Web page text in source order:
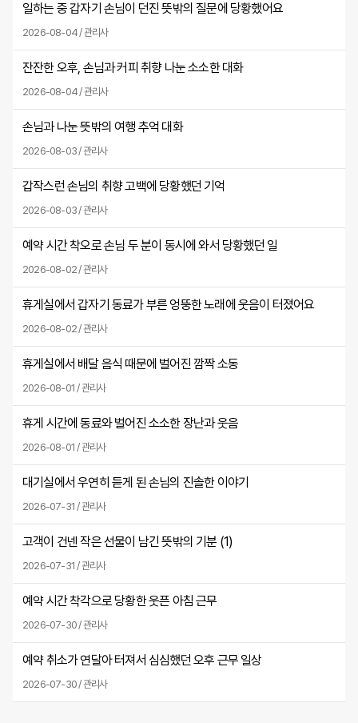
일하는 중 갑자기 손님이 던진 뜻밖의 질문에 당황했어요
2026-08-04 / 관리사
잔잔한 오후, 손님과 커피 취향 나눈 소소한 대화
2026-08-04 / 관리사
손님과 나눈 뜻밖의 여행 추억 대화
2026-08-03 / 관리사
갑작스런 손님의 취향 고백에 당황했던 기억
2026-08-03 / 관리사
예약 시간 착오로 손님 두 분이 동시에 와서 당황했던 일
2026-08-02 / 관리사
휴게실에서 갑자기 동료가 부른 엉뚱한 노래에 웃음이 터졌어요
2026-08-02 / 관리사
휴게실에서 배달 음식 때문에 벌어진 깜짝 소동
2026-08-01 / 관리사
휴게 시간에 동료와 벌어진 소소한 장난과 웃음
2026-08-01 / 관리사
대기실에서 우연히 듣게 된 손님의 진솔한 이야기
2026-07-31 / 관리사
고객이 건넨 작은 선물이 남긴 뜻밖의 기분 (1)
2026-07-31 / 관리사
예약 시간 착각으로 당황한 웃픈 아침 근무
2026-07-30 / 관리사
예약 취소가 연달아 터져서 심심했던 오후 근무 일상
2026-07-30 / 관리사